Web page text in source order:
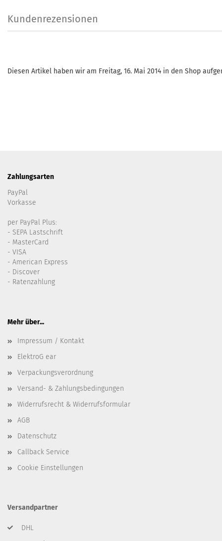
Kundenrezensionen
Diesen Artikel haben wir am Freitag, 16. Mai 2014 in den Shop
Zahlungsarten
PayPal
Vorkasse
per PayPal Plus:
- SEPA Lastschrift
- MasterCard
- VISA
- American Express
- Discover
- Ratenzahlung
Mehr über...
Impressum / Kontakt
ElektroG ear
Verpackungsverordnung
Versand- & Zahlungsbedingungen
Widerrufsrecht & Widerrufsformular
AGB
Datenschutz
Callback Service
Cookie Einstellungen
Versandpartner
DHL